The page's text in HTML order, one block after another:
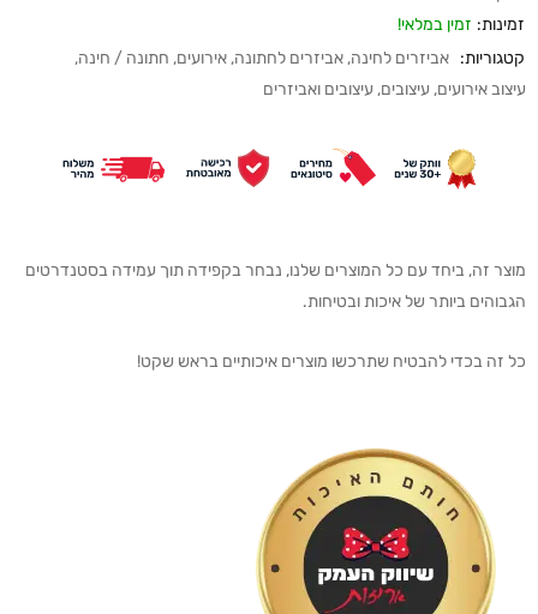
זמינות: זמין במלאי!
קטגוריות: אביזרים לחינה, אביזרים לחתונה, אירועים, חתונה / חינה,
עיצוב אירועים, עיצובים, עיצובים ואביזרים
מוצר זה, ביחד עם כל המוצרים שלנו, נבחר בקפידה תוך עמידה בסטנדרטים
הגבוהים ביותר של איכות ובטיחות.
כל זה בכדי להבטיח שתרכשו מוצרים איכותיים בראש שקט!